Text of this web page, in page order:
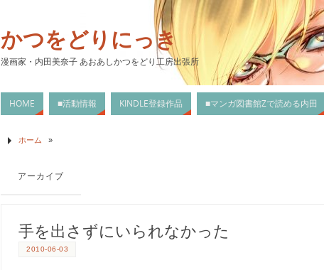
かつをどりにっき
漫画家・内田美奈子 あおあしかつをどり工房出張所
HOME ■活動情報 KINDLE登録作品 ■マンガ図書館Zで読める内田
ホーム »
アーカイブ
手を出さずにいられなかった
2010-06-03